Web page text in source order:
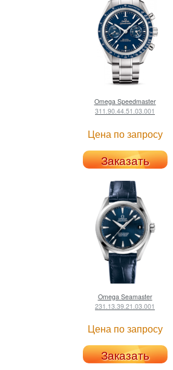
OmegaSpeedmaster
311.90.44.51.03.001
Цена по запросу
Заказать
Omega Seamaster
231.13.39.21.03.001
Цена по запросу
Заказать